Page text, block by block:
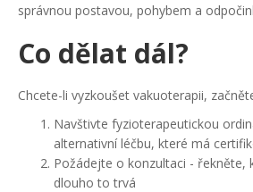
správnou postavou, pohybem a
Co dělat dál?
Chcete-li vyzkoušet vakuoterapii,
Navštivte fyzioterapeutickou
alternativní léčbu, které má
Požádejte o konzultaci - řekněte,
dlouho to trvá